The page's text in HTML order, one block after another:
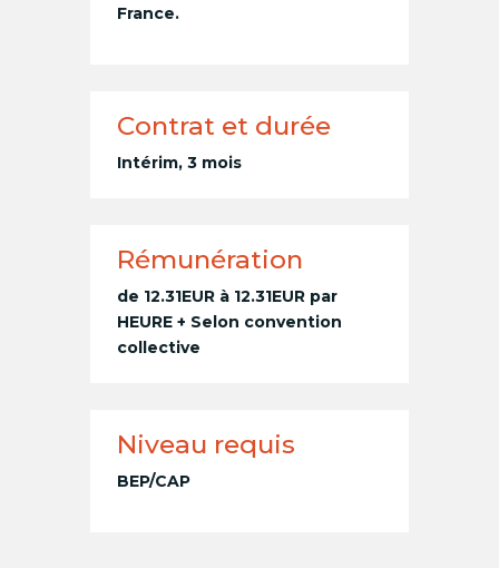
France.
Contrat et durée
Intérim, 3 mois
Rémunération
de 12.31EUR à 12.31EUR par
HEURE + Selon convention
collective
Niveau requis
BEP/CAP